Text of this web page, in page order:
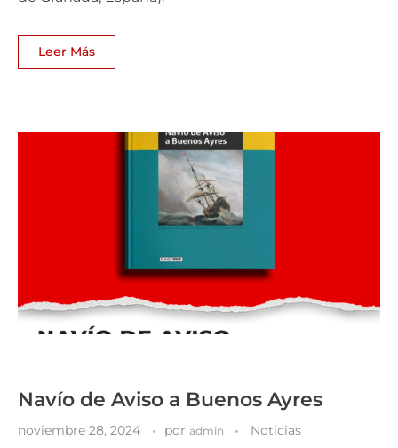
Leer Más
Navío de Aviso a Buenos Ayres
noviembre 28, 2024 por admin Noticias